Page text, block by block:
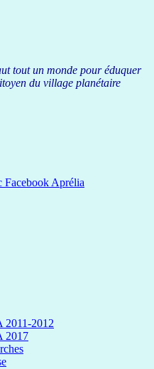
tout un monde pour éduquer
du village planétaire
Aprélia
2011-2012
2017